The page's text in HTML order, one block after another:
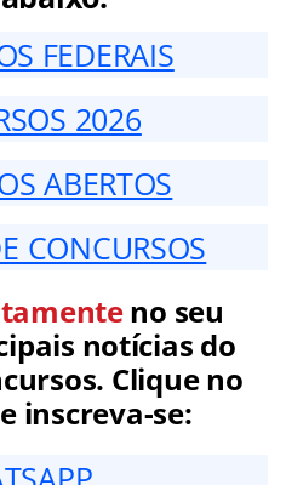
FEDERAIS
2026
ABERTOS
CONCURSOS
no seu
notícias do
Clique no
inscreva-se: